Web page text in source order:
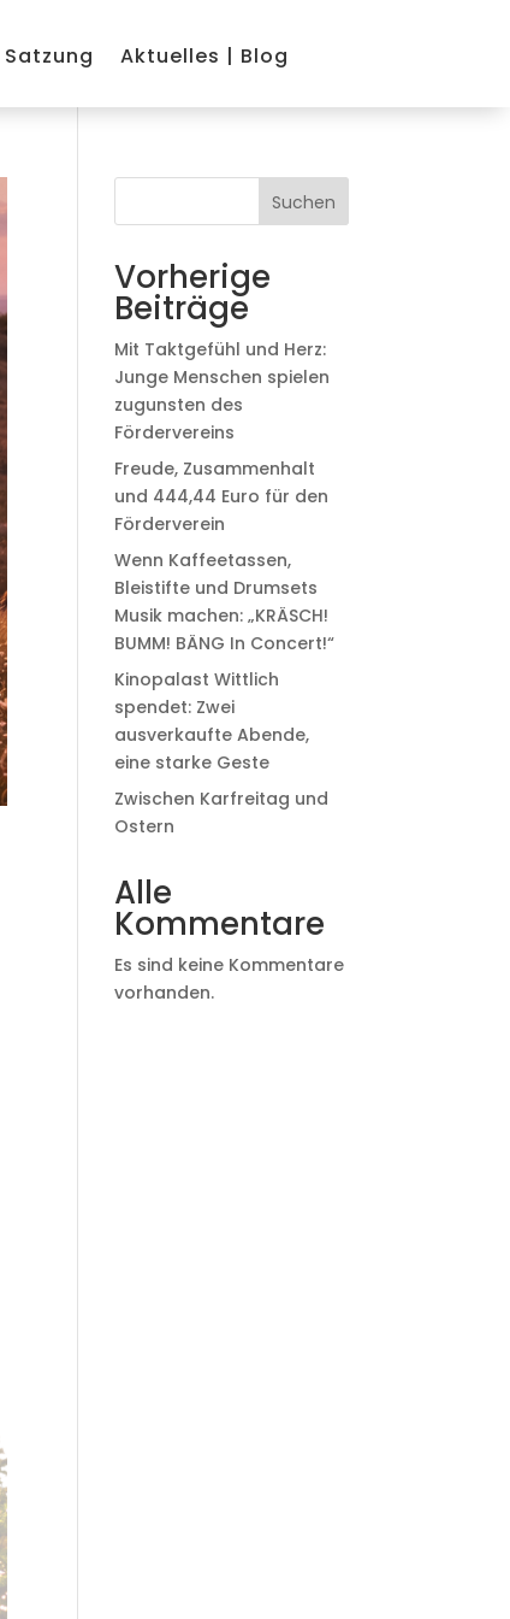
Satzung Aktuelles | Blog
Suchen
Vorherige
Beiträge
Mit Taktgefühl und Herz:
Junge Menschen spielen
zugunsten des
Fördervereins
Freude, Zusammenhalt
und 444,44 Euro für den
Förderverein
Wenn Kaffeetassen,
Bleistifte und Drumsets
Musik machen: „KRÄSCH!
BUMM! BÄNG In Concert!“
Kinopalast Wittlich
spendet: Zwei
ausverkaufte Abende,
eine starke Geste
Zwischen Karfreitag und
Ostern
Alle
Kommentare
Es sind keine Kommentare
vorhanden.